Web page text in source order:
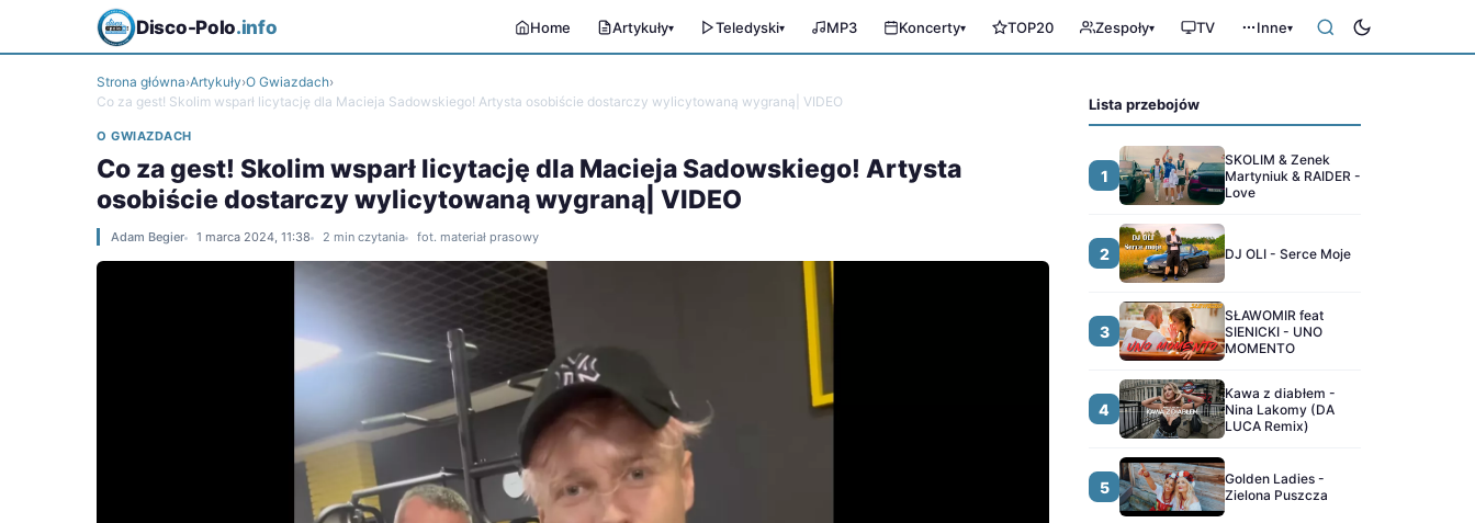
Disco-Polo.info Home Artykuły▾ Teledyski▾ MP3 Koncerty▾ TOP20 Zespoły▾ TV Inne▾
Strona główna›Artykuły›O Gwiazdach›
Co za gest! Skolim wsparł licytację dla Macieja Sadowskiego! Artysta osobiście dostarczy wylicytowaną wygraną| VIDEO
O GWIAZDACH
Co za gest! Skolim wsparł licytację dla Macieja Sadowskiego! Artysta
osobiście dostarczy wylicytowaną wygraną| VIDEO
Adam Begier 1 marca 2024, 11:38 2 min czytania fot. materiał prasowy
Lista przebojów
1
SKOLIM & Zenek
Martyniuk & RAIDER -
Love
2 DJ OLI - Serce Moje
3
SŁAWOMIR feat
SIENICKI - UNO
MOMENTO
4
Kawa z diabłem -
Nina Lakomy (DA
LUCA Remix)
5
Golden Ladies -
Zielona Puszcza